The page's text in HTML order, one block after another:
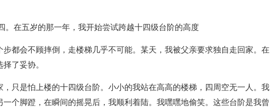
。在五岁的那一年，我开始尝试跨越十四级台阶的高度
步都会不顾摔倒，走楼梯几乎不可能。某天，我被父亲要求独自走回家。在
了妥协。
，只是怕上楼的十四级台阶。小小的我站在高高的楼梯，四周空无一人。我
个脚蹬，在瞬间的摇晃后，我顺利着陆。我嘿嘿地偷笑。这些台阶是我曾